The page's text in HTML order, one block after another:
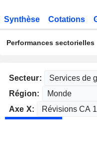
Synthèse Cotations
Performances sectorielles
Secteur:
Région:
Axe X: